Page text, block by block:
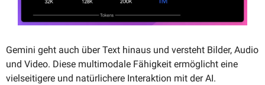
Gemini geht auch über Text hinaus und versteht Bilder, Audio
und Video. Diese multimodale Fähigkeit ermöglicht eine
vielseitigere und natürlichere Interaktion mit der AI.